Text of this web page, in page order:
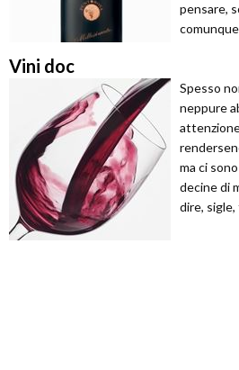
pensare,
comunque
Vini doc
Spesso
neppure
ma ci
decine di
dire, sigle,